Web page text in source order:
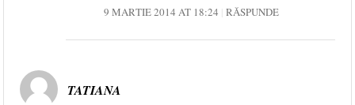
9 MARTIE 2014 AT 18:24 RĂSPUNDE
TATIANA